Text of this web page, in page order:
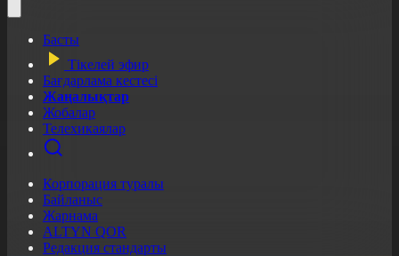
Басты
Тікелей эфир
Бағдарлама кестесі
Жаңалықтар
Жобалар
Телехикаялар
Корпорация туралы
Байланыс
Жарнама
ALTYN QOR
Редакция стандарты